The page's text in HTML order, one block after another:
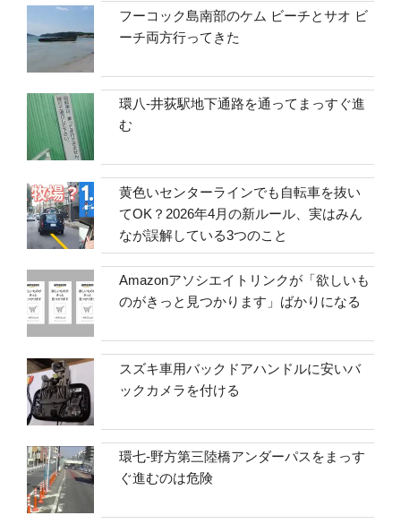
フーコック島南部のケム ビーチとサオ ビ
ーチ両方行ってきた
環八-井荻駅地下通路を通ってまっすぐ進
む
黄色いセンターラインでも自転車を抜い
てOK？2026年4月の新ルール、実はみん
なが誤解している3つのこと
Amazonアソシエイトリンクが「欲しいも
のがきっと見つかります」ばかりになる
スズキ車用バックドアハンドルに安いバ
ックカメラを付ける
環七-野方第三陸橋アンダーパスをまっす
ぐ進むのは危険